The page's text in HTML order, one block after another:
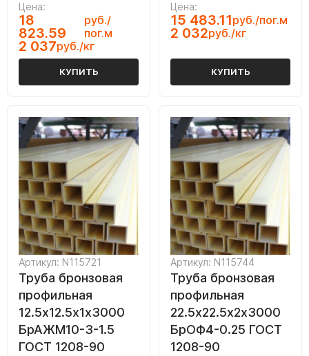
Цена:
18
823.59
руб./
пог.м
2 037руб./кг
КУПИТЬ
Цена:
15 483.11руб./пог.м
2 032руб./кг
КУПИТЬ
Артикул: N115721
Труба бронзовая
профильная
12.5х12.5х1х3000
БрАЖМ10-3-1.5
ГОСТ 1208-90
Артикул: N115744
Труба бронзовая
профильная
22.5х22.5х2х3000
БрОФ4-0.25 ГОСТ
1208-90